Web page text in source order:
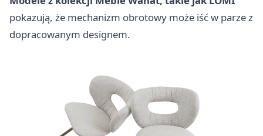
pokazują, że mechanizm obrotowy może iść w parze z
dopracowanym designem.